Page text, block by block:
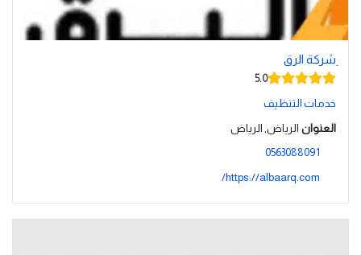
ِشركة الرق
5.0
خدمات التنظيف
العنوان الرياض, الرياض
0563088091
https://albaarq.com/